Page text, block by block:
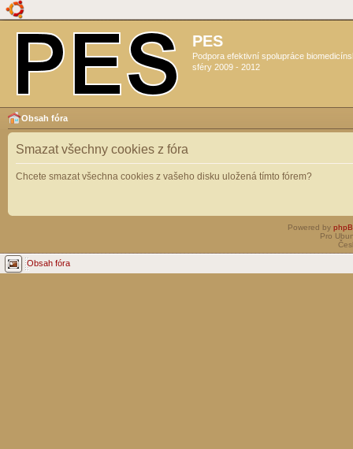
PES
Podpora efektivní spolupráce
sféry 2009 - 2012
Obsah fóra
Smazat všechny cookies z fóra
Chcete smazat všechna cookies z vašeho disku uložená tímto fórem?
Powered by
Pro
Obsah fóra